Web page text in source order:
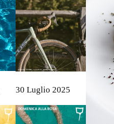
30 Luglio 2025